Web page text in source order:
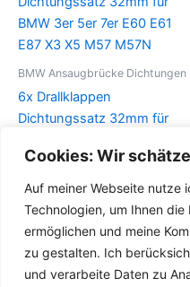
Cookies: Wir
Auf meiner Webseite nutze
Technologien, um Ihnen
ermöglichen und meine
zu gestalten. Ich
und verarbeite Daten zu
BMW Ansaugbrücke Dichtungen
6x Drallklappen
Dichtungssatz 32mm für
E87 X3 X5 M57 M57N
Details